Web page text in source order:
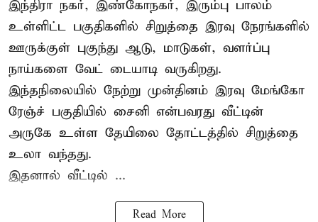
இந்திரா நகர், இண்கோநகர், இரும்பு பாலம்
உள்ளிட்ட பகுதிகளில் சிறுத்தை இரவு நேரங்களில்
ஊருக்குள் புகுந்து ஆடு, மாடுகள், வளர்ப்பு
நாய்களை வேட் டையாடி வருகிறது.
இந்தநிலையில் நேற்று முன்தினம் இரவு மேங்கோ
ரேஞ்ச் பகுதியில் சைனி என்பவரது வீட்டின்
அருகே உள்ள தேயிலை தோட்டத்தில் சிறுத்தை
உலா வந்தது.
இதனால் வீட்டில் ...
Read More